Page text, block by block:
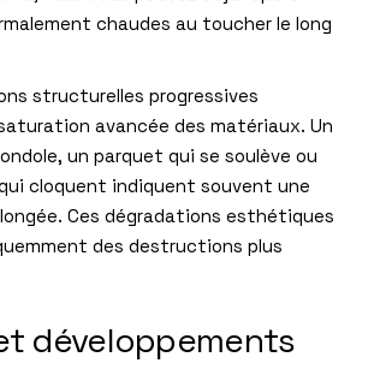
chaudes au toucher le long
structurelles progressives
avancée des matériaux. Un
un parquet qui se soulève ou
cloquent indiquent souvent une
Ces dégradations esthétiques
des destructions plus
développements